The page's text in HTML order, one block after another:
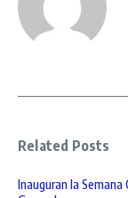
Related Posts
Inauguran la Semana